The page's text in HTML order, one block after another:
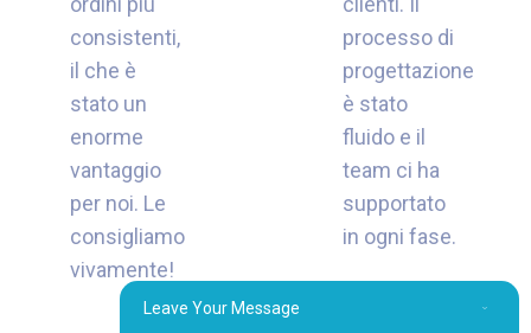
consistenti,
il che è
stato un
enorme
vantaggio
per noi. Le
consigliamo
vivamente!
processo di
progettazione
è stato
fluido e il
team ci ha
supportato
in ogni fase.
Leave Your Message